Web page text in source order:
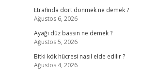
Etrafinda dort donmek ne demek ?
Ağustos 6, 2026
Ayağı düz bassın ne demek ?
Ağustos 5, 2026
Bitki kök hücresi nasıl elde edilir ?
Ağustos 4, 2026